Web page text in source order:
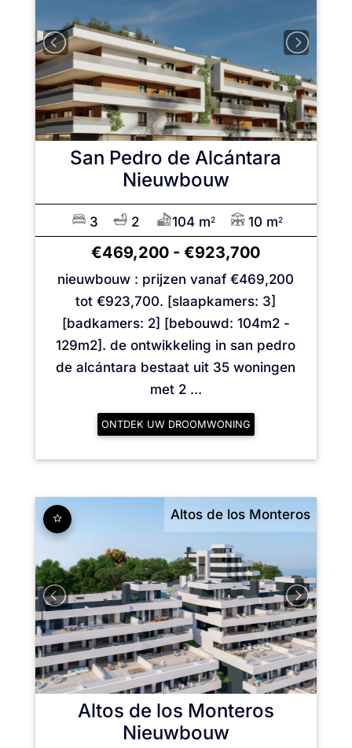
San Pedro de Alcántara
Nieuwbouw
3 2 104 m2 10 m2
€469,200 -€923,700
nieuwbouw : prijzen vanaf €469,200
tot €923,700. [slaapkamers: 3]
[badkamers: 2] [bebouwd: 104m2 -
129m2]. de ontwikkeling in san pedro
de alcántara bestaat uit 35 woningen
met 2 ...
ONTDEK UW DROOMWONING
Altos de los Monteros
Altos de los Monteros
Nieuwbouw